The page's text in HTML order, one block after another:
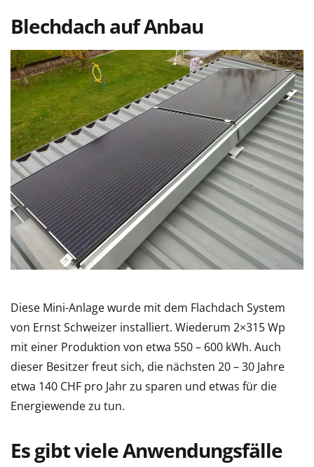
Blechdach auf Anbau
Diese Mini-Anlage wurde mit dem Flachdach System
von Ernst Schweizer installiert. Wiederum 2×315 Wp
mit einer Produktion von etwa 550 – 600 kWh. Auch
dieser Besitzer freut sich, die nächsten 20 – 30 Jahre
etwa 140 CHF pro Jahr zu sparen und etwas für die
Energiewende zu tun.
Es gibt viele Anwendungsfälle